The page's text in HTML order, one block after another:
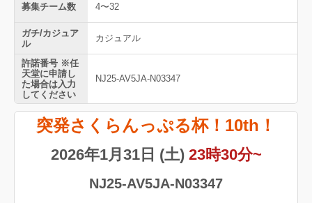
募集チーム数 4〜32
ガチ/カジュア
ル
カジュアル
許諾番号 ※任
天堂に申請し
た場合は入力
してください
NJ25-AV5JA-N03347
突発さくらんっぷる杯！10th！
2026年1月31日 (土) 23時30分~
NJ25-AV5JA-N03347